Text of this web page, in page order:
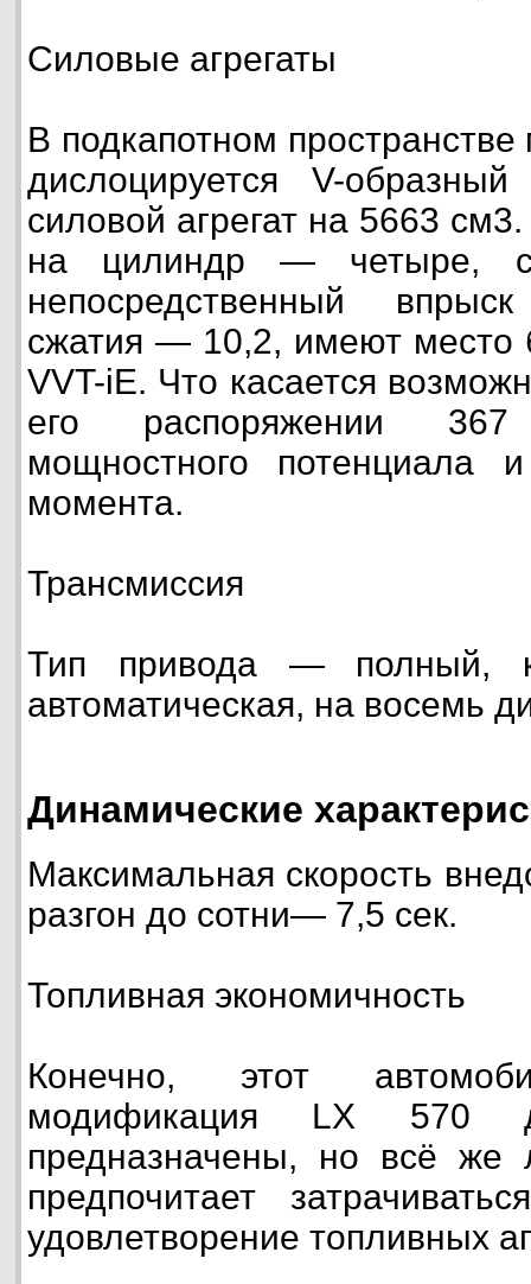
Силовые агрегаты
В подкапотном
дислоцируется V-
силовой агрегат на 5663
на цилиндр — четыре,
непосредственный
сжатия — 10,2, имеют место
VVT-iE. Что касается
его распоряжении
мощностного потенциала
момента.
Трансмиссия
Тип привода — полный,
автоматическая, на восемь
Динамические
Максимальная скорость
разгон до сотни— 7,5 сек.
Топливная экономичность
Конечно, этот
модификация LX 570
предназначены, но всё же
предпочитает
удовлетворение топливных